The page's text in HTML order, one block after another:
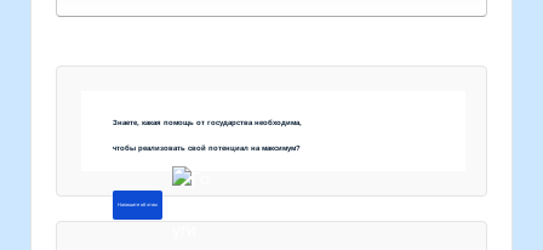
Знаете, какая помощь от государства необходима,
чтобы реализовать свой потенциал на максимум?
Напишите об этом